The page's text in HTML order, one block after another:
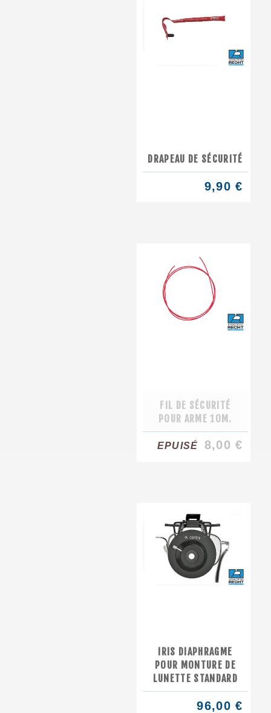
DRAPEAU DE SÉCURITÉ
9,90 €
FIL DE SÉCURITÉ
POUR ARME 10M.
EPUISÉ 8,00 €
IRIS DIAPHRAGME
POUR MONTURE DE
LUNETTE STANDARD
96,00 €